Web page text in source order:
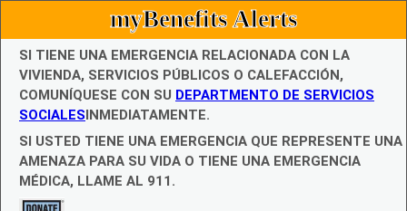
myBenefits Alerts
SI TIENE UNA EMERGENCIA RELACIONADA CON LA
VIVIENDA, SERVICIOS PÚBLICOS O CALEFACCIÓN,
COMUNÍQUESE CON SU DEPARTMENTO DE SERVICIOS
SOCIALESINMEDIATAMENTE.
SI USTED TIENE UNA EMERGENCIA QUE REPRESENTE UNA
AMENAZA PARA SU VIDA O TIENE UNA EMERGENCIA
MÉDICA, LLAME AL 911.